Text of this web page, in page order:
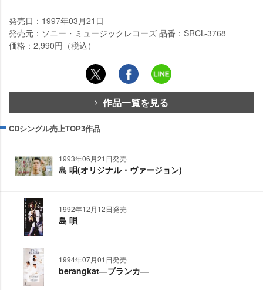
発売日：1997年03月21日
発売元：ソニー・ミュージックレコーズ 品番：SRCL-3768
価格：2,990円（税込）
作品一覧を見る
CDシングル売上TOP3作品
1993年06月21日発売
島 唄(オリジナル・ヴァージョン)
1992年12月12日発売
島 唄
1994年07月01日発売
berangkat―ブランカ―